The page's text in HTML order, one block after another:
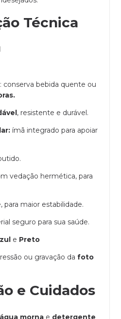
Técnica
bebida quente ou
, resistente e durável.
ímã integrado para apoiar
vedação hermética, para
para maior estabilidade.
seguro para sua saúde.
e Preto
ou gravação da foto
e Cuidados
gua morna e detergente